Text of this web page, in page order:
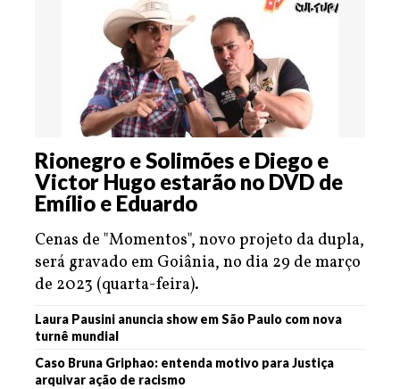
Rionegro e Solimões e Diego e
Victor Hugo estarão no DVD de
Emílio e Eduardo
Cenas de "Momentos", novo projeto da dupla,
será gravado em Goiânia, no dia 29 de março
de 2023 (quarta-feira).
Laura Pausini anuncia show em São Paulo com nova
turnê mundial
Caso Bruna Griphao: entenda motivo para Justiça
arquivar ação de racismo